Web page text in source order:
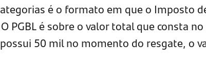
é o formato em que o Imposto
PGBL é sobre o valor total que consta no
50 mil no momento do resgate, o